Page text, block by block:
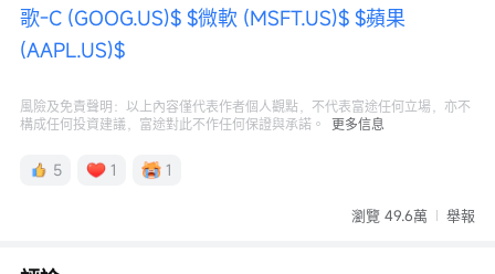
歌-C (GOOG.US)$ $微軟 (MSFT.US)$ $蘋果
(AAPL.US)$
風險及免責聲明：以上內容僅代表作者個人觀點，不代表富途任何立場，亦不
構成任何投資建議，富途對此不作任何保證與承諾。
更多信息
5 1 1
瀏覽 49.6萬 舉報